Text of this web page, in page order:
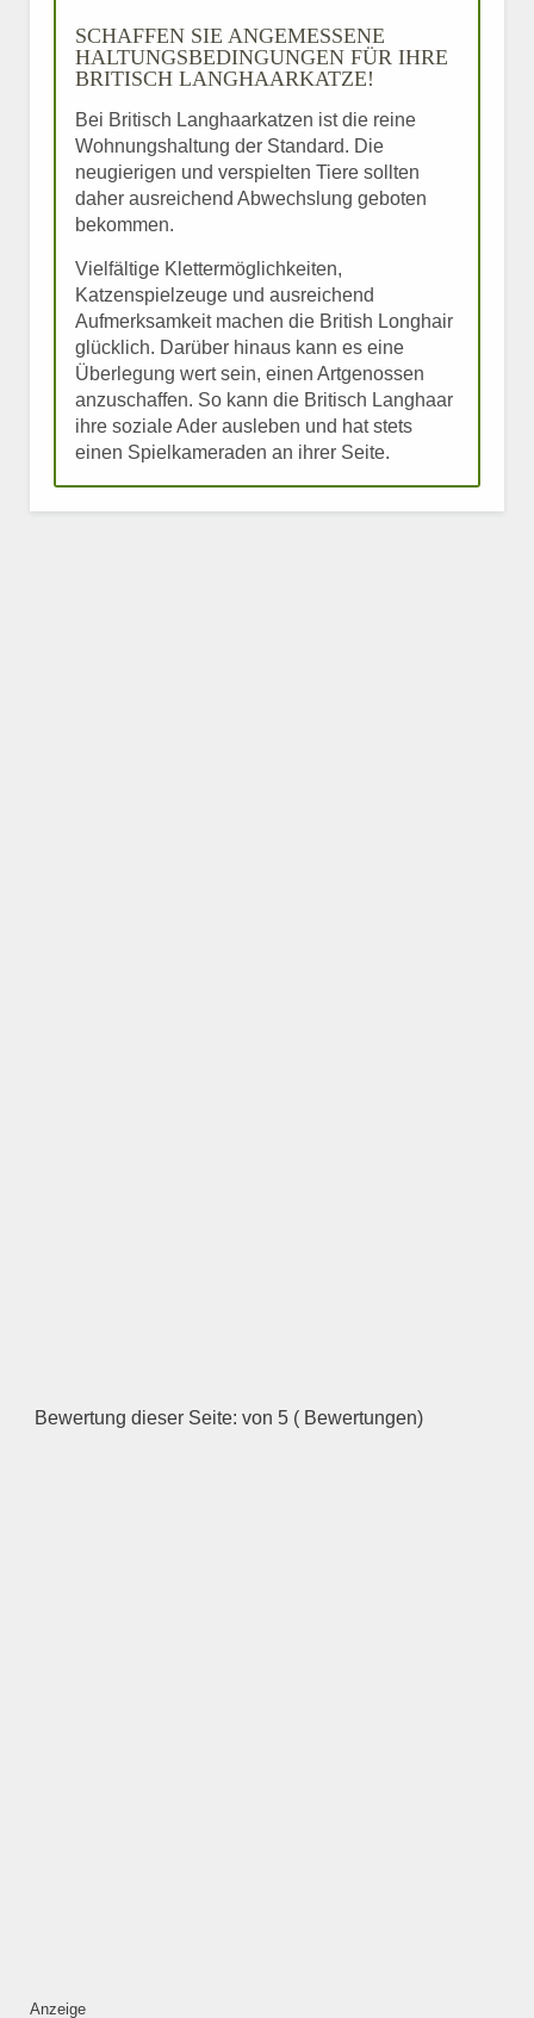
SCHAFFEN SIE ANGEMESSENE
HALTUNGSBEDINGUNGEN FÜR IHRE
BRITISCH LANGHAARKATZE!
Bei Britisch Langhaarkatzen ist die reine
Wohnungshaltung der Standard. Die
neugierigen und verspielten Tiere sollten
daher ausreichend Abwechslung geboten
bekommen.
Vielfältige Klettermöglichkeiten,
Katzenspielzeuge und ausreichend
Aufmerksamkeit machen die British Longhair
glücklich. Darüber hinaus kann es eine
Überlegung wert sein, einen Artgenossen
anzuschaffen. So kann die Britisch Langhaar
ihre soziale Ader ausleben und hat stets
einen Spielkameraden an ihrer Seite.
Bewertung dieser Seite: von 5 ( Bewertungen)
Anzeige